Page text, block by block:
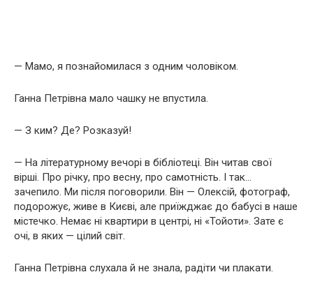
— Мамо, я познайомилася з одним чоловіком.
Ганна Петрівна мало чашку не впустила.
— З ким? Де? Розказуй!
— На літературному вечорі в бібліотеці. Він читав свої
вірші. Про річку, про весну, про самотність. І так…
зачепило. Ми після поговорили. Він — Олексій, фотограф,
подорожує, живе в Києві, але приїжджає до бабусі в наше
містечко. Немає ні квартири в центрі, ні «Тойоти». Зате є
очі, в яких — цілий світ.
Ганна Петрівна слухала й не знала, радіти чи плакати.